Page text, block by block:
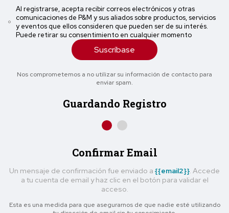
Al registrarse, acepta recibir correos electrónicos y otras
comunicaciones de P&M y sus aliados sobre productos, servicios
y eventos que ellos consideren que pueden ser de su interés.
Puede retirar su consentimiento en cualquier momento
Suscríbase
Nos comprometemos a no utilizar su información de contacto para
enviar spam.
Guardando Registro
Confirmar Email
Un mensaje de confirmación fue enviado a {{email2}} . Accede
a tu cuenta de email y haz clic en el botón para validar el
acceso.
Esta es una medida para que asegurarnos de que nadie esté utilizando